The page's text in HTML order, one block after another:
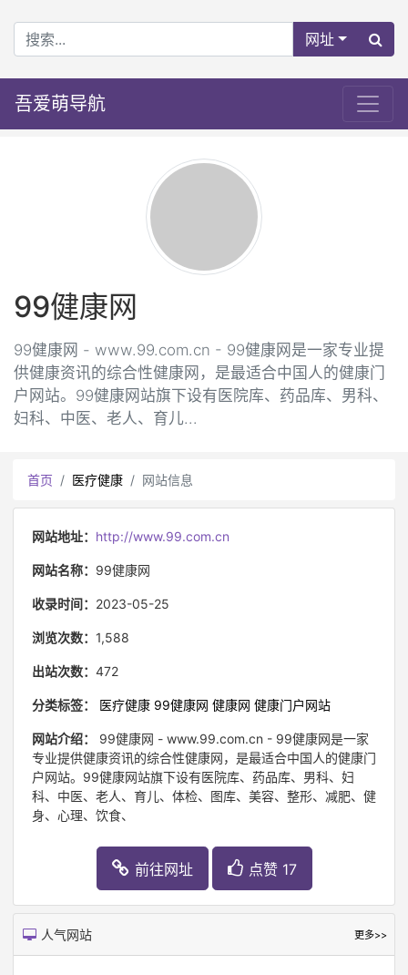
网址
吾爱萌导航
99健康网
99健康网 - www.99.com.cn - 99健康网是一家专业提
供健康资讯的综合性健康网，是最适合中国人的健康门
户网站。99健康网站旗下设有医院库、药品库、男科、
妇科、中医、老人、育儿...
首页 医疗健康 网站信息
网站地址： http://www.99.com.cn
网站名称： 99健康网
收录时间： 2023-05-25
浏览次数： 1,588
出站次数： 472
分类标签： 医疗健康 99健康网 健康网 健康门户网站
网站介绍：
99健康网 - www.99.com.cn - 99健康网是一家
专业提供健康资讯的综合性健康网，是最适合中国人的健康门
户网站。99健康网站旗下设有医院库、药品库、男科、妇
科、中医、老人、育儿、体检、图库、美容、整形、减肥、健
身、心理、饮食、
前往网址 点赞 17
人气网站 更多>>